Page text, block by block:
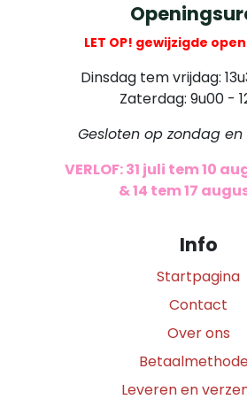
LET OP! gewijzigde
Dinsdag tem vrijdag:
Zaterdag: 9u00 -
Gesloten op zondag
VERLOF: 31 juli tem 10
& 14 tem 17
Info
Startpagina
Contact
Over ons
Leveren en